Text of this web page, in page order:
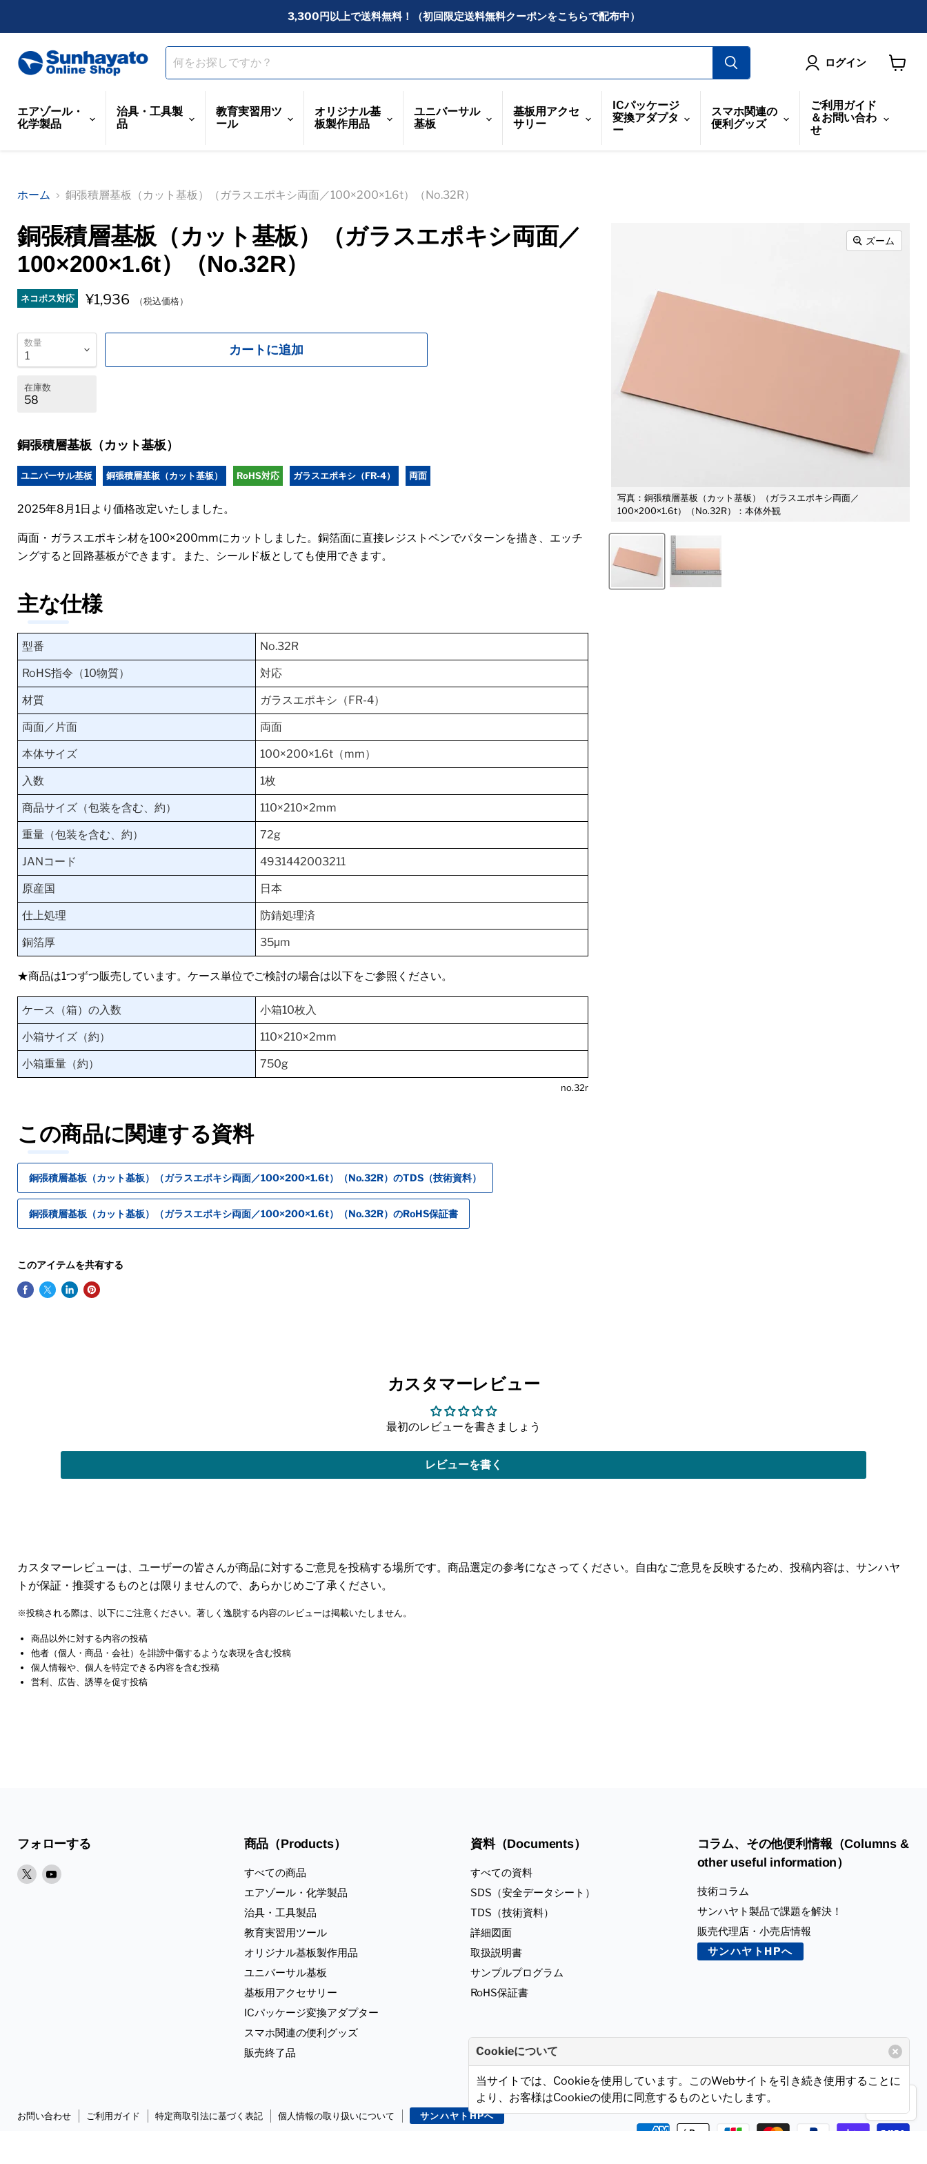
3,300円以上で送料無料！（初回限定送料無料クーポンをこちらで配布中）
ログイン
エアゾール・
化学製品
治具・工具製
品
教育実習用ツ
ール
オリジナル基
板製作用品
ユニバーサル
基板
基板用アクセ
サリー
ICパッケージ
変換アダプタ
ー
スマホ関連の
便利グッズ
ご利用ガイド
＆お問い合わ
せ
ホーム 銅張積層基板（カット基板）（ガラスエポキシ両面／100×200×1.6t）（No.32R）
写真：銅張積層基板（カット基板）（ガラスエポキシ両面／
100×200×1.6t）（No.32R）：本体外観
ズーム
銅張積層基板（カット基板）（ガラスエポキシ両面／
100×200×1.6t）（No.32R）
ネコポス対応 ¥1,936 （税込価格）
数量 カートに追加
在庫数
58
銅張積層基板（カット基板）
ユニバーサル基板 銅張積層基板（カット基板） RoHS対応 ガラスエポキシ（FR-4） 両面
2025年8月1日より価格改定いたしました。
両面・ガラスエポキシ材を100×200mmにカットしました。銅箔面に直接レジストペンでパターンを描き、エッチ
ングすると回路基板ができます。また、シールド板としても使用できます。
主な仕様
型番 No.32R
RoHS指令（10物質） 対応
材質 ガラスエポキシ（FR-4）
両面／片面 両面
本体サイズ 100×200×1.6t（mm）
入数 1枚
商品サイズ（包装を含む、約） 110×210×2mm
重量（包装を含む、約） 72g
JANコード 4931442003211
原産国 日本
仕上処理 防錆処理済
銅箔厚 35μm
★商品は1つずつ販売しています。ケース単位でご検討の場合は以下をご参照ください。
ケース（箱）の入数 小箱10枚入
小箱サイズ（約） 110×210×2mm
小箱重量（約） 750g
no.32r
この商品に関連する資料
銅張積層基板（カット基板）（ガラスエポキシ両面／100×200×1.6t）（No.32R）のTDS（技術資料）
銅張積層基板（カット基板）（ガラスエポキシ両面／100×200×1.6t）（No.32R）のRoHS保証書
このアイテムを共有する
カスタマーレビュー
最初のレビューを書きましょう
レビューを書く
カスタマーレビューは、ユーザーの皆さんが商品に対するご意見を投稿する場所です。商品選定の参考になさってください。自由なご意見を反映するため、投稿内容は、サンハヤ
トが保証・推奨するものとは限りませんので、あらかじめご了承ください。
※投稿される際は、以下にご注意ください。著しく逸脱する内容のレビューは掲載いたしません。
商品以外に対する内容の投稿
他者（個人・商品・会社）を誹謗中傷するような表現を含む投稿
個人情報や、個人を特定できる内容を含む投稿
営利、広告、誘導を促す投稿
フォローする
X
Youtube
商品（Products）
すべての商品
エアゾール・化学製品
治具・工具製品
教育実習用ツール
オリジナル基板製作用品
ユニバーサル基板
基板用アクセサリー
ICパッケージ変換アダプター
スマホ関連の便利グッズ
販売終了品
資料（Documents）
すべての資料
SDS（安全データシート）
TDS（技術資料）
詳細図面
取扱説明書
サンプルプログラム
RoHS保証書
コラム、その他便利情報（Columns &
other useful information）
技術コラム
サンハヤト製品で課題を解決！
販売代理店・小売店情報
サンハヤトHPへ
お問い合わせ ご利用ガイド 特定商取引法に基づく表記 個人情報の取り扱いについて
サンハヤトHPへ
Cookieについて
当サイトでは、Cookieを使用しています。このWebサイトを引き続き使用することに
より、お客様はCookieの使用に同意するものといたします。